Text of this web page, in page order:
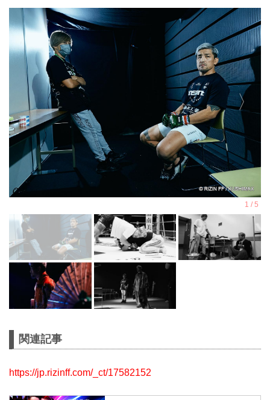
関連記事
https://jp.rizinff.com/_ct/17582152